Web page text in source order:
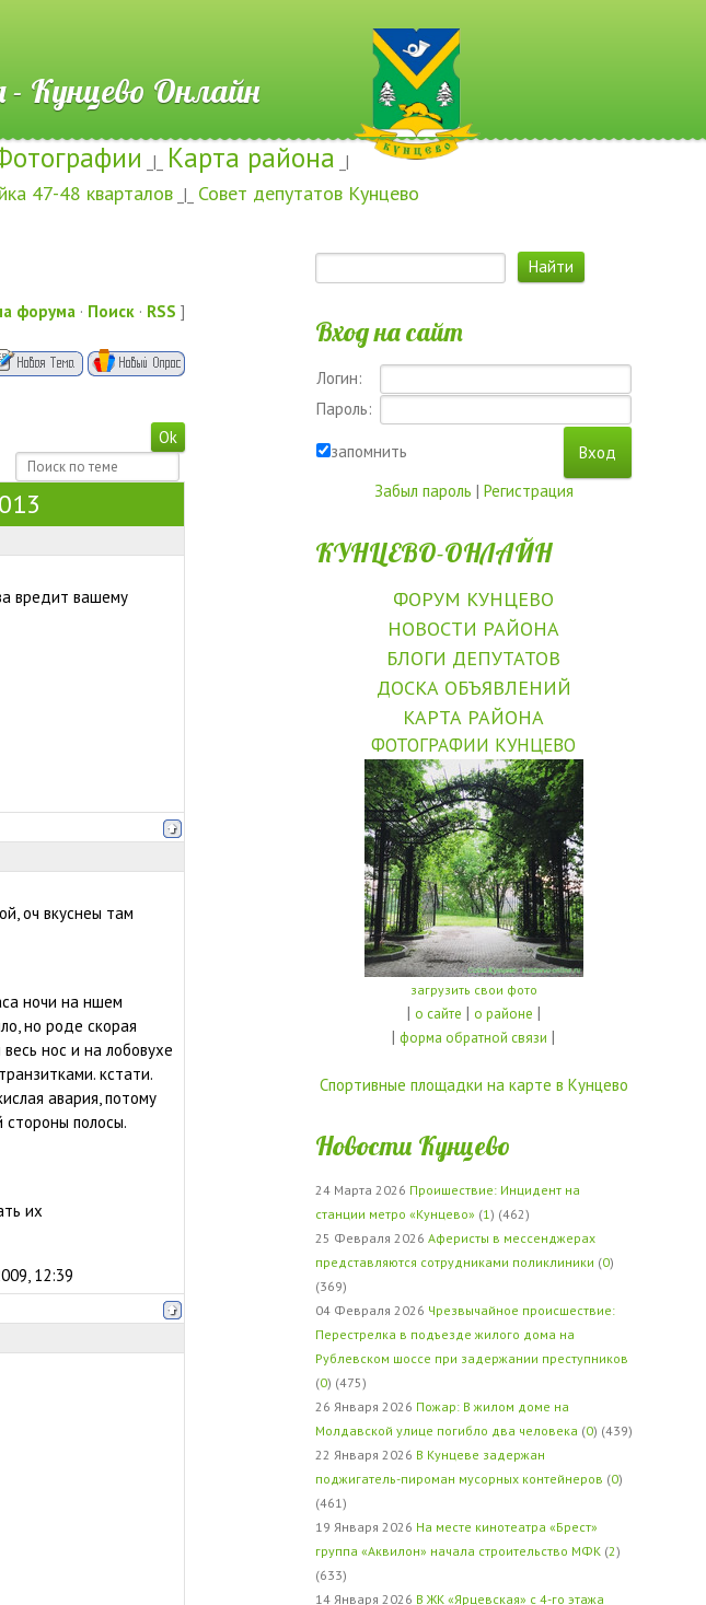
Кунцево Онлайн
_|_ Карта района _|
47-48 кварталов _|_ Совет депутатов Кунцево
форума · Поиск · RSS ]
вредит вашему
оч вкуснеы там
ночи на ншем
но роде скорая
нос и на лобовухе
кстати.
авария, потому
стороны полосы.
их
12:39
Вход на сайт
Логин:
Пароль:
запомнить
Забыл пароль | Регистрация
КУНЦЕВО-ОНЛАЙН
ФОРУМ КУНЦЕВО
НОВОСТИ РАЙОНА
БЛОГИ ДЕПУТАТОВ
ДОСКА ОБЪЯВЛЕНИЙ
КАРТА РАЙОНА
ФОТОГРАФИИ КУНЦЕВО
загрузить свои фото
| о сайте | о районе |
|форма обратной связи |
Спортивные площадки на карте в Кунцево
Новости Кунцево
24 Марта 2026 Проишествие: Инцидент на
станции метро «Кунцево» (1) (462)
25 Февраля 2026 Аферисты в мессенджерах
представляются сотрудниками поликлиники (0)
(369)
04 Февраля 2026 Чрезвычайное происшествие:
Перестрелка в подъезде жилого дома на
Рублевском шоссе при задержании преступников
(0) (475)
26 Января 2026 Пожар: В жилом доме на
Молдавской улице погибло два человека (0) (439)
22 Января 2026 В Кунцеве задержан
поджигатель-пироман мусорных контейнеров (0)
(461)
19 Января 2026 На месте кинотеатра «Брест»
группа «Аквилон» начала строительство МФК (2)
(633)
14 Января 2026 В ЖК «Ярцевская» с 4-го этажа